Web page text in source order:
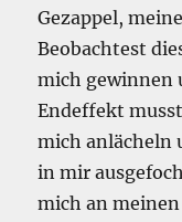
Gezappel,
Beobachtest
mich gewinnen
Endeffekt
mich anlächeln
in mir
mich an